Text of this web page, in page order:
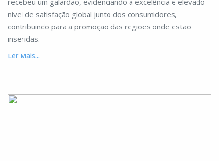
recebeu um galardão, evidenciando a excelência e elevado
nível de satisfação global junto dos consumidores,
contribuindo para a promoção das regiões onde estão
inseridas.
Ler Mais...